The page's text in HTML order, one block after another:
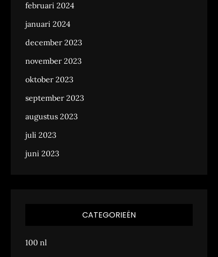
februari 2024
januari 2024
december 2023
november 2023
oktober 2023
september 2023
augustus 2023
juli 2023
juni 2023
CATEGORIEËN
100 nl